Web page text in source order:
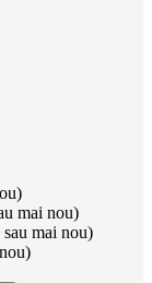
mai nou)
mai nou)